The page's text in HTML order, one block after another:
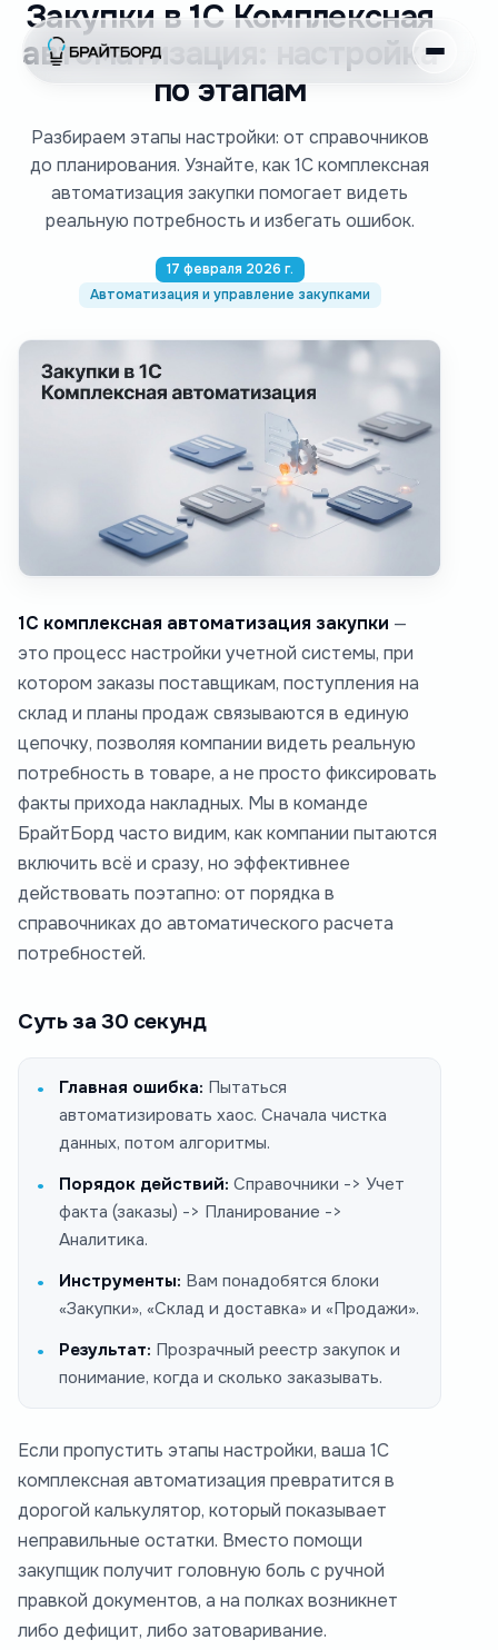
Закупки в 1С Комплексная
автоматизация: настройка
по этапам
Разбираем этапы настройки: от справочников
до планирования. Узнайте, как 1С комплексная
автоматизация закупки помогает видеть
реальную потребность и избегать ошибок.
17 февраля 2026 г.
Автоматизация и управление закупками
1С комплексная автоматизация закупки —
это процесс настройки учетной системы, при
котором заказы поставщикам, поступления на
склад и планы продаж связываются в единую
цепочку, позволяя компании видеть реальную
потребность в товаре, а не просто фиксировать
факты прихода накладных. Мы в команде
БрайтБорд часто видим, как компании пытаются
включить всё и сразу, но эффективнее
действовать поэтапно: от порядка в
справочниках до автоматического расчета
потребностей.
Суть за 30 секунд
Главная ошибка: Пытаться
автоматизировать хаос. Сначала чистка
данных, потом алгоритмы.
Порядок действий: Справочники -> Учет
факта (заказы) -> Планирование ->
Аналитика.
Инструменты: Вам понадобятся блоки
«Закупки», «Склад и доставка» и «Продажи».
Результат: Прозрачный реестр закупок и
понимание, когда и сколько заказывать.
Если пропустить этапы настройки, ваша 1С
комплексная автоматизация превратится в
дорогой калькулятор, который показывает
неправильные остатки. Вместо помощи
закупщик получит головную боль с ручной
правкой документов, а на полках возникнет
либо дефицит, либо затоваривание.